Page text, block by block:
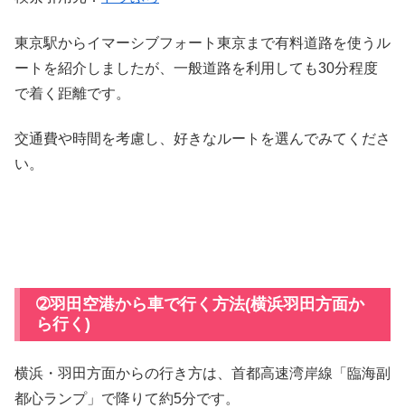
東京駅からイマーシブフォート東京まで有料道路を使うル
ートを紹介しましたが、一般道路を利用しても30分程度
で着く距離です。
交通費や時間を考慮し、好きなルートを選んでみてくださ
い。
➁羽田空港から車で行く方法(横浜羽田方面か
ら行く)
横浜・羽田方面からの行き方は、首都高速湾岸線「臨海副
都心ランプ」で降りて約5分です。